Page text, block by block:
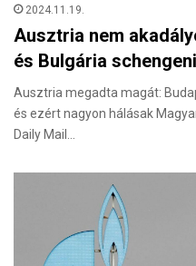
2024.11.19.
Ausztria nem
és Bulgária
Ausztria megadta magát:
és ezért nagyon hálásak
Daily Mail…